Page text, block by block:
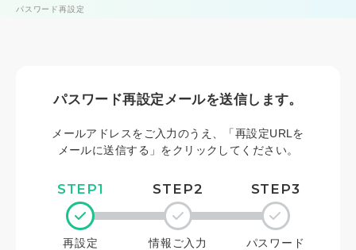
パスワード再設定
パスワード再設定メールを送信します。
メールアドレスをご入力のうえ、「再設定URLを
メールに送信する」をクリックしてください。
STEP1
再設定
STEP2
情報ご入力
STEP3
パスワード